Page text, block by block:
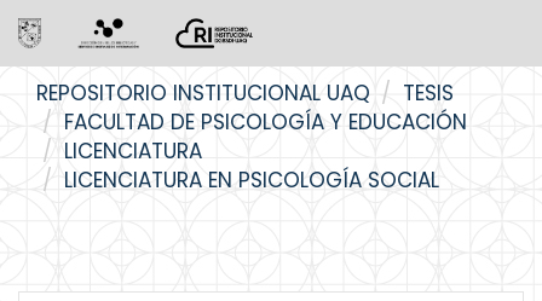
navigation
REPOSITORIO INSTITUCIONAL UAQ
TESIS
FACULTAD DE PSICOLOGÍA Y EDUCACIÓN
LICENCIATURA
LICENCIATURA EN PSICOLOGÍA SOCIAL